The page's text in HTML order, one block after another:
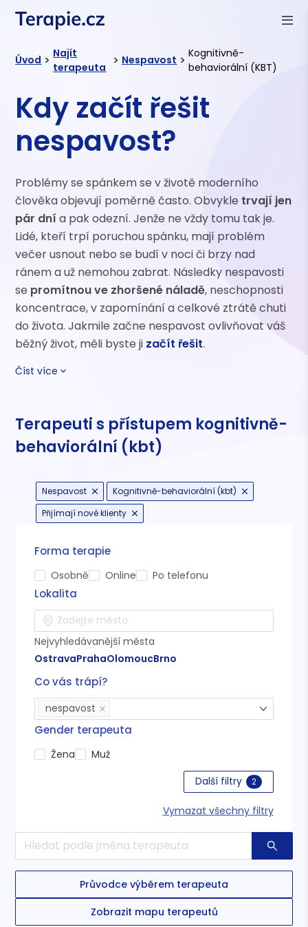
Úvod > Najít
terapeuta > Nespavost > Kognitivně-
behaviorální (KBT)
Kdy začít řešit
nespavost?
Problémy se spánkem se v životě moderního
člověka objevují poměrně často. Obvykle trvají jen
pár dní a pak odezní. Jenže ne vždy tomu tak je.
Lidé, kteří trpí poruchou spánku, mají problém
večer usnout nebo se budí v noci či brzy nad
ránem a už nemohou zabrat. Následky nespavosti
se promítnou ve zhoršené náladě, neschopnosti
koncentrace, v zapomínání a celkové ztrátě chuti
do života. Jakmile začne nespavost ovlivňovat váš
běžný život, měli byste ji začít řešit.
Číst více
Terapeuti s přístupem kognitivně-
behaviorální (kbt)
Průvodce výběrem terapeuta
Zobrazit mapu terapeutů
Forma terapie
Osobně Online Po telefonu
Lokalita
Nejvyhledávanější města
OstravaPrahaOlomoucBrno
Co vás trápí?
nespavost
Gender terapeuta
Žena
Muž
Další filtry
2
Vymazat všechny filtry
Nespavost
Kognitivně-behaviorální (kbt)
Přijímají nové klienty